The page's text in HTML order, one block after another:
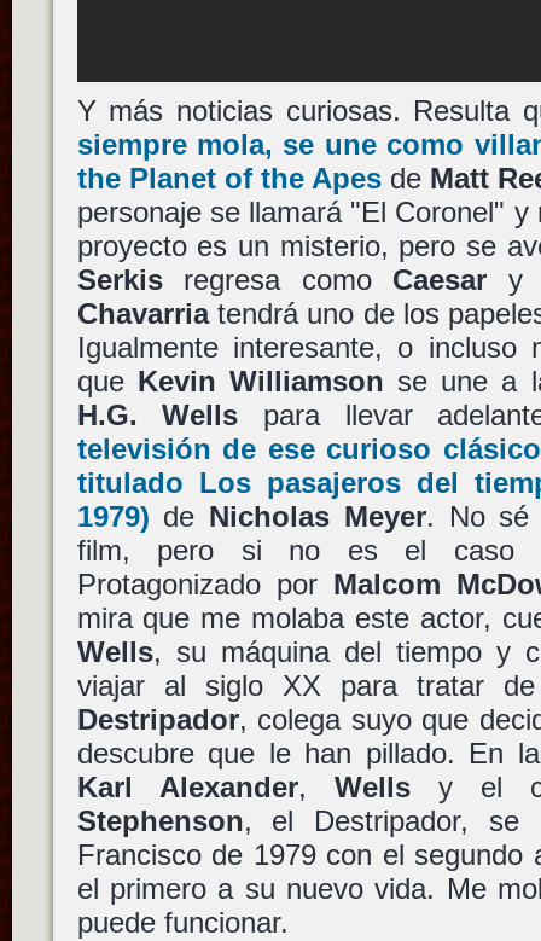
Y más noticias curiosas. Resulta
siempre mola, se une como
the Planet of the Apesde Matt
personaje se llamará "El Coronel"
proyecto es un misterio, pero se
Serkisregresa como Caesar y
Chavarriatendrá uno de los
Igualmente interesante, o
que Kevin Williamson se une a
H.G. Wells para llevar
televisión de ese curioso
titulado Los pasajeros del
1979) de Nicholas Meyer. No sé
film, pero si no es el caso
Protagonizado por Malcom
mira que me molaba este actor,
Wells, su máquina del tiempo y
viajar al siglo XX para tratar
Destripador, colega suyo que
descubre que le han pillado. En
Karl Alexander, Wellsy el
Stephenson, el Destripador,
Francisco de 1979 con el segundo
el primero a su nuevo vida. Me
puede funcionar.